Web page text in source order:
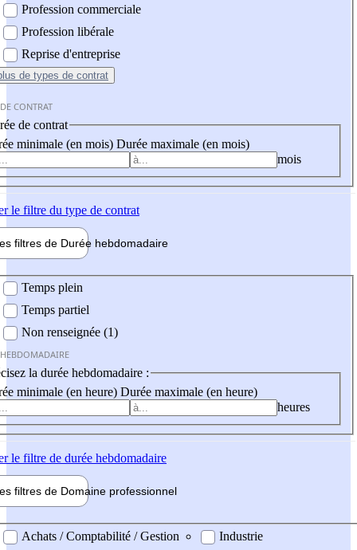
Profession commerciale
Profession libérale
Reprise d'entreprise
de types de contrat
CONTRAT
de contrat
minimale (en mois) Durée maximale (en mois)
mois
le filtre du type de contrat
filtres de Durée hebdomadaire
Temps plein
Temps partiel
Non renseignée (1)
la durée hebdomadaire :
minimale (en heure) Durée maximale (en heure)
heures
le filtre de durée hebdomadaire
filtres de Domaine professionnel
professionel
Achats / Comptabilité / Gestion
Industrie